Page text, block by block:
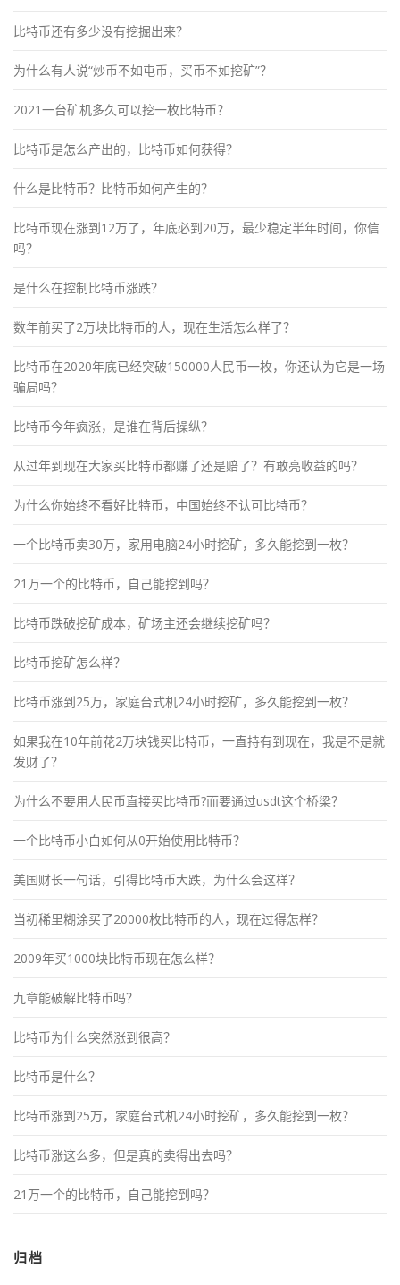
比特币还有多少没有挖掘出来？
为什么有人说“炒币不如屯币，买币不如挖矿”？
2021一台矿机多久可以挖一枚比特币？
比特币是怎么产出的，比特币如何获得？
什么是比特币？比特币如何产生的？
比特币现在涨到12万了，年底必到20万，最少稳定半年时间，你信
吗？
是什么在控制比特币涨跌？
数年前买了2万块比特币的人，现在生活怎么样了？
比特币在2020年底已经突破150000人民币一枚，你还认为它是一场
骗局吗？
比特币今年疯涨，是谁在背后操纵？
从过年到现在大家买比特币都赚了还是赔了？有敢亮收益的吗？
为什么你始终不看好比特币，中国始终不认可比特币？
一个比特币卖30万，家用电脑24小时挖矿，多久能挖到一枚？
21万一个的比特币，自己能挖到吗？
比特币跌破挖矿成本，矿场主还会继续挖矿吗？
比特币挖矿怎么样？
比特币涨到25万，家庭台式机24小时挖矿，多久能挖到一枚？
如果我在10年前花2万块钱买比特币，一直持有到现在，我是不是就
发财了？
为什么不要用人民币直接买比特币?而要通过usdt这个桥梁？
一个比特币小白如何从0开始使用比特币？
美国财长一句话，引得比特币大跌，为什么会这样？
当初稀里糊涂买了20000枚比特币的人，现在过得怎样？
2009年买1000块比特币现在怎么样？
九章能破解比特币吗？
比特币为什么突然涨到很高？
比特币是什么？
比特币涨到25万，家庭台式机24小时挖矿，多久能挖到一枚？
比特币涨这么多，但是真的卖得出去吗？
21万一个的比特币，自己能挖到吗？
归档